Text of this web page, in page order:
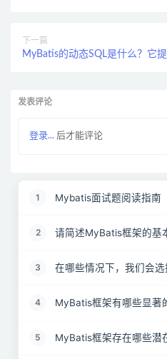
下一篇
MyBatis的动态SQL是什么？它
发表评论
登录... 后才能评论
1 Mybatis面试题阅读指南
2 请简述MyBatis框架的基
3 在哪些情况下，我们会选
4 MyBatis框架有哪些显著
5 MyBatis框架存在哪些潜